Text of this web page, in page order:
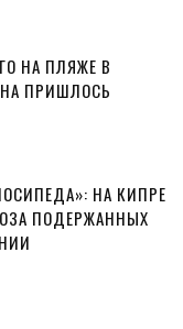
НА ПЛЯЖЕ В
ПРИШЛОСЬ
НА КИПРЕ
ПОДЕРЖАННЫХ